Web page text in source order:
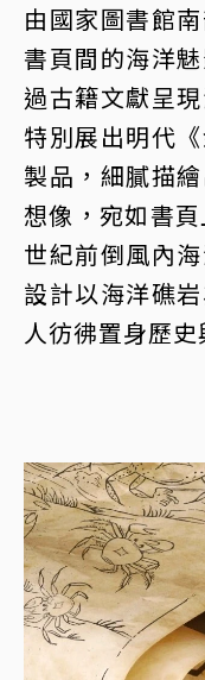
由國家圖書館
書頁間的海洋
過古籍文獻呈
特別展出明代
製品，細膩描
想像，宛如書
世紀前倒風內
設計以海洋礁
人彷彿置身歷史